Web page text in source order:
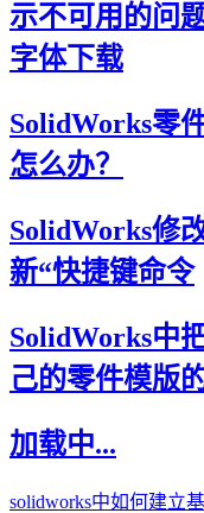
示不可用的问
字体下载
SolidWorks零
怎么办？
SolidWorks修
新“快捷键命令
SolidWorks中
己的零件模版
加载中...
solidworks中如何建立